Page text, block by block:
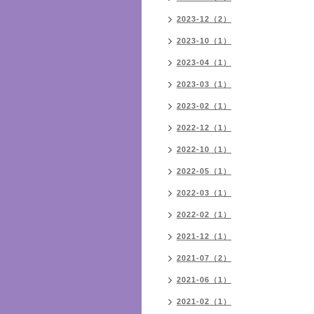
2023-12（2）
2023-10（1）
2023-04（1）
2023-03（1）
2023-02（1）
2022-12（1）
2022-10（1）
2022-05（1）
2022-03（1）
2022-02（1）
2021-12（1）
2021-07（2）
2021-06（1）
2021-02（1）